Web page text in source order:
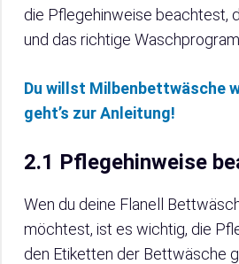
die Pflegehinweise beachtest,
und das richtige
Du willst Milbenbettwäsche
geht’s zur Anleitung!
2.1 Pflegehinweise
Wen du deine Flanell
möchtest, ist es wichtig, die
den Etiketten der Bettwäsche